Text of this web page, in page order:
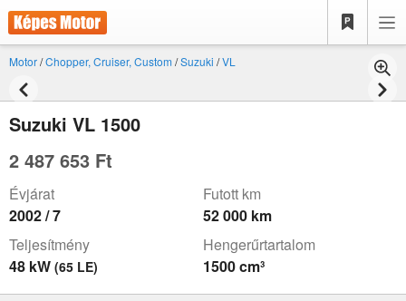
Motor/Chopper, Cruiser, Custom /Suzuki /VL
Suzuki VL 1500
2 487 653 Ft
Évjárat
2002 / 7
Futott km
52 000 km
Teljesítmény
48 kW (65 LE)
Hengerűrtartalom
1500 cm³